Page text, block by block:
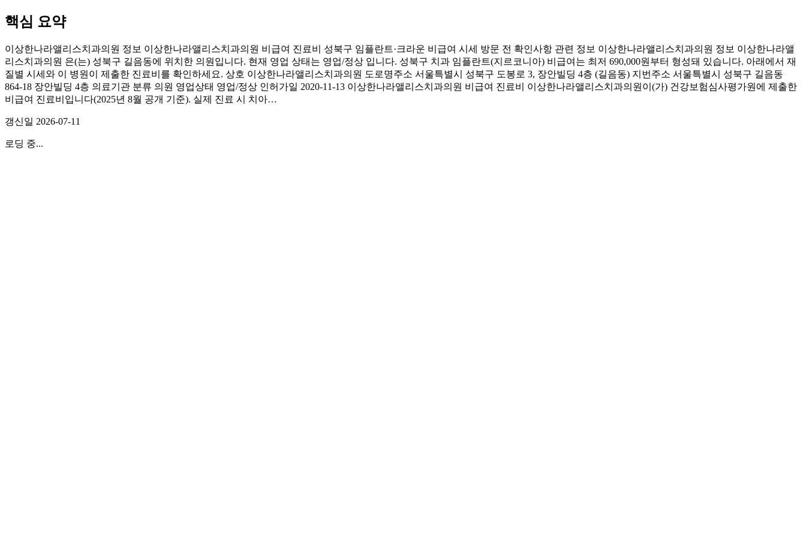
핵심 요약
이상한나라앨리스치과의원 정보 이상한나라앨리스치과의원 비급여 진료비 성북구 임플란트·크라운 비급여 시세 방문 전 확인사항 관련 정보 이상한나라앨리스치과의원 정보 이상한나라앨
리스치과의원 은(는) 성북구 길음동에 위치한 의원입니다. 현재 영업 상태는 영업/정상 입니다. 성북구 치과 임플란트(지르코니아) 비급여는 최저 690,000원부터 형성돼 있습니다. 아래에서 재
질별 시세와 이 병원이 제출한 진료비를 확인하세요. 상호 이상한나라앨리스치과의원 도로명주소 서울특별시 성북구 도봉로 3, 장안빌딩 4층 (길음동) 지번주소 서울특별시 성북구 길음동
864-18 장안빌딩 4층 의료기관 분류 의원 영업상태 영업/정상 인허가일 2020-11-13 이상한나라앨리스치과의원 비급여 진료비 이상한나라앨리스치과의원이(가) 건강보험심사평가원에 제출한
비급여 진료비입니다(2025년 8월 공개 기준). 실제 진료 시 치아…
갱신일 2026-07-11
로딩 중...